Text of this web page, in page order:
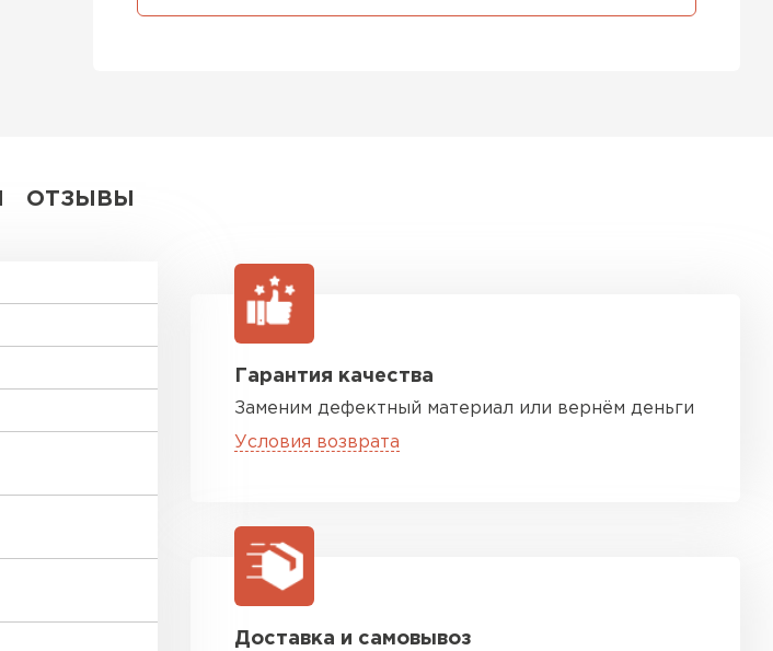
ОТЗЫВЫ
Гарантия качества
Заменим дефектный материал или вернём деньги
Условия возврата
Доставка и самовывоз
ПЕРЕЙТИ
ПЕРЕЙТИ
Рулонная кровля Брит
ПЕРЕЙТИ
Утеплитель Isoroc
ПЕРЕЙТИ